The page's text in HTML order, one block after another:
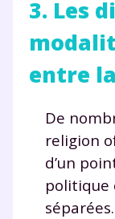
3. Les
entre
De
religion
d’un
politique
séparées.